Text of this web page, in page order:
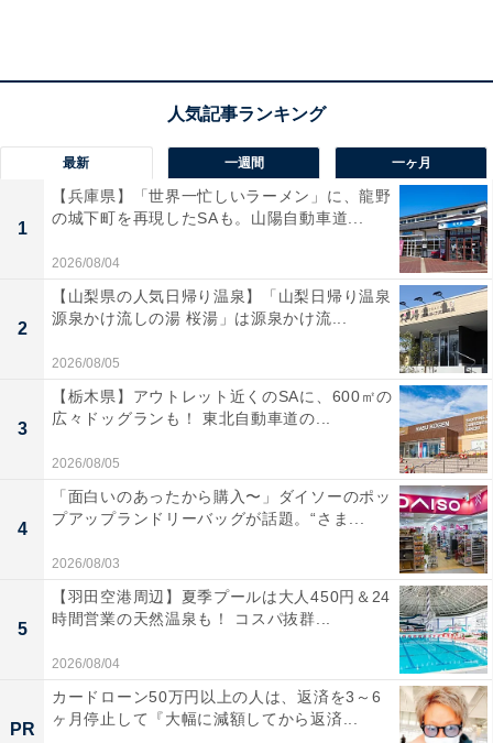
ナポリタンサラダは、もともとはパスタサラダなので、
味しく食べられます。ちょっとおかずが足りないなと思
った時にさっと出せるので、便利な食材といえそうで
す。
お弁当のおかずにも！
最新 一週間 一ヶ月
1
【兵庫県】「世界一忙しいラーメン」に、龍野
の城下町を再現したSAも。山陽自動車道...
2026/08/04
2
【山梨県の人気日帰り温泉】「山梨日帰り温泉
源泉かけ流しの湯 桜湯」は源泉かけ流...
2026/08/05
3
【栃木県】アウトレット近くのSAに、600㎡の
広々ドッグランも！ 東北自動車道の...
2026/08/05
4
「面白いのあったから購入〜」ダイソーのポッ
プアップランドリーバッグが話題。“さま...
2026/08/03
5
【羽田空港周辺】夏季プールは大人450円＆24
時間営業の天然温泉も！ コスパ抜群...
2026/08/04
PR
カードローン50万円以上の人は、返済を3～6
ヶ月停止して『大幅に減額してから返済...